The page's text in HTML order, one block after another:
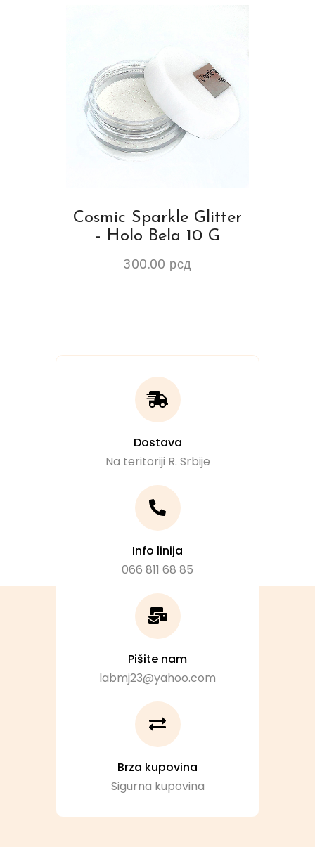
Cosmic Sparkle Glitter
- Holo Bela 10 G
300.00 рсд
Dostava
Na teritoriji R. Srbije
Info linija
066 811 68 85
Pišite nam
labmj23@yahoo.com
Brza kupovina
Sigurna kupovina